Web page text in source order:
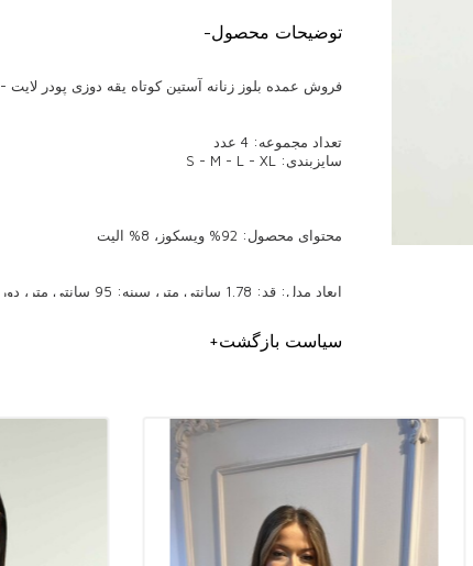
توضیحات محصول-
فروش عمده بلوز زنانه آستین کوتاه یقه دوزی پودر لایت - 79561 | KAZEE
تعداد مجموعه: 4 عدد
سایزبندی: S - M - L - XL
محتوای محصول: 92% ویسکوز، 8% الیت
عمده فروشی مدل بلوز استانبولی
سیاست بازگشت+